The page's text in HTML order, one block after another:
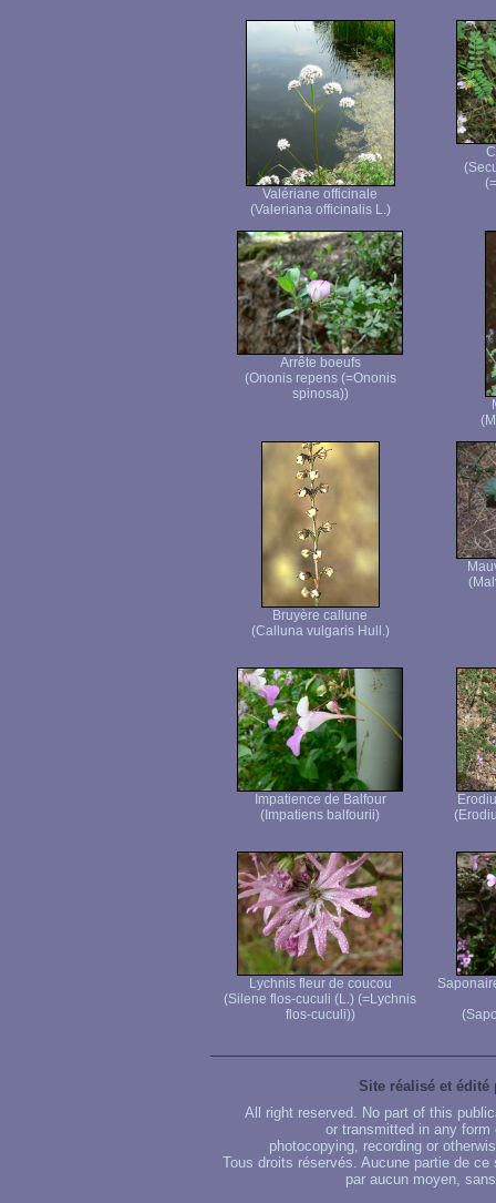
Valériane officinale
(Valeriana officinalis L.)
Arrête boeufs
(Ononis repens (=Ononis
spinosa))
Bruyère callune
(Calluna vulgaris Hull.)
Impatience de Balfour
(Impatiens balfourii)
Lychnis fleur de coucou
(Silene flos-cuculi (L.) (=Lychnis
flos-cuculi))
Site réalisé et édité
All right reserved. No part of this
or transmitted in any
photocopying, recording or
Tous droits réservés. Aucune partie de
par aucun moyen,